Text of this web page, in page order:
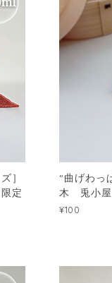
］
定
“曲げわっ
木 兎小屋
¥100